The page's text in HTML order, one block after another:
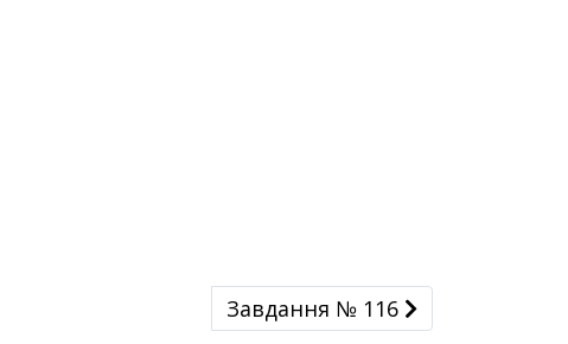
Завдання № 116
Завдання № 116